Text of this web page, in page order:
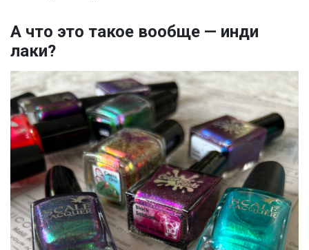
А что это такое вообще — инди
лаки?